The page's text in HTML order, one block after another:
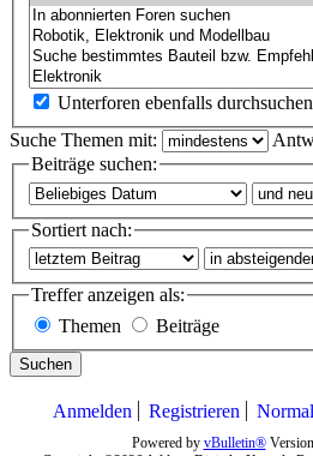
Unterforen ebenfalls durchsuchen
Suche Themen mit:
Beiträge suchen:
Sortiert nach:
Treffer anzeigen als:
Themen
Beiträge
Suchen
Anmelden Registrieren
Powered by vBulletin®